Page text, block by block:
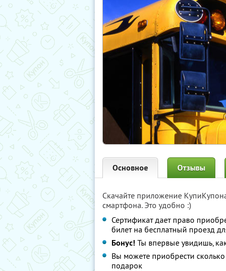
Основное Отзывы
Скачайте приложение
смартфона. Это удобно :)
Сертификат дает право
билет на бесплатный проезд
Бонус! Ты впервые увидишь,
Вы можете приобрести
подарок